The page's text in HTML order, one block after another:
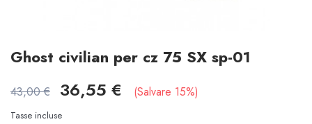
Ghost civilian per cz 75 SX sp-01
43,00 € 36,55 € Salvare 15%
Tasse incluse